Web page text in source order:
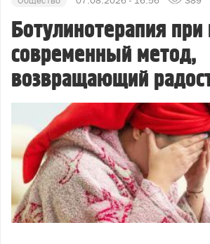
Ботулинотерапия
современный метод,
возвращающий